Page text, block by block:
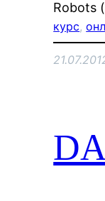
Robots
курс,